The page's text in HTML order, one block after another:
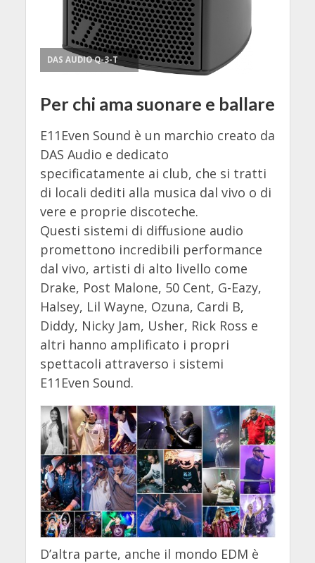
DAS AUDIO Q-3-T
Per chi ama suonare e ballare
E11Even Sound è un marchio creato da
DAS Audio e dedicato
specificatamente ai club, che si tratti
di locali dediti alla musica dal vivo o di
vere e proprie discoteche.
Questi sistemi di diffusione audio
promettono incredibili performance
dal vivo, artisti di alto livello come
Drake, Post Malone, 50 Cent, G-Eazy,
Halsey, Lil Wayne, Ozuna, Cardi B,
Diddy, Nicky Jam, Usher, Rick Ross e
altri hanno amplificato i propri
spettacoli attraverso i sistemi
E11Even Sound.
D’altra parte, anche il mondo EDM è